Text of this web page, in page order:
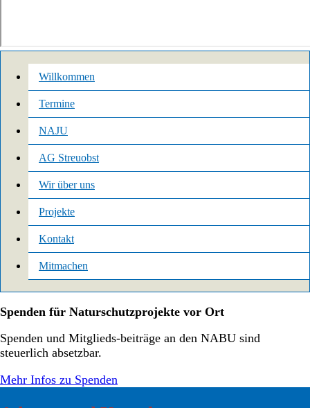
Willkommen
Termine
NAJU
AG Streuobst
Wir über uns
Projekte
Kontakt
Mitmachen
Spenden für Naturschutzprojekte vor Ort
Spenden und Mitglieds-beiträge an den NABU sind
steuerlich absetzbar.
Mehr Infos zu Spenden